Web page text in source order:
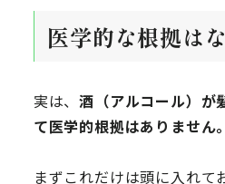
医学的な根拠は
実は、酒（アルコール）が
て医学的根拠はありません。
まずこれだけは頭に入れて